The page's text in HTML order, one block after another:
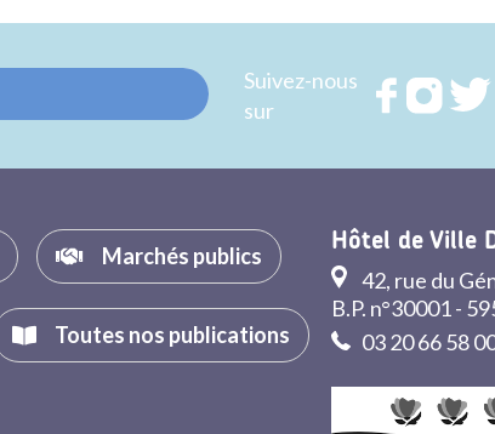
Twitter
Facebook
Suivez-nous
sur
Rejoignez
Marchés publics
Toutes nos publications
Hôtel de Ville
42, rue du
B.P. n°30001 -
03 20 66 58